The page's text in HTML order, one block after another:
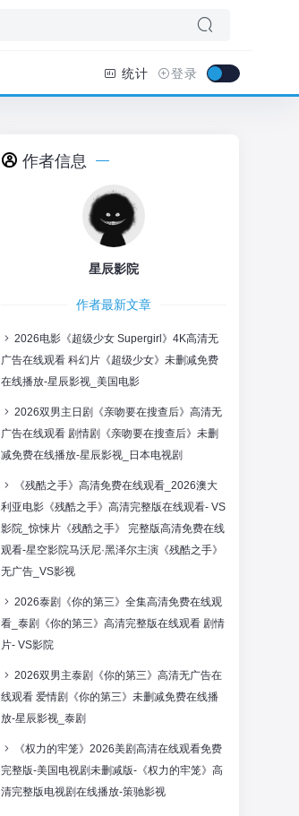
统计 登录
作者信息
星辰影院
作者最新文章
2026电影《超级少女 Supergirl》4K高清无
广告在线观看 科幻片《超级少女》未删减免费
在线播放-星辰影视_美国电影
2026双男主日剧《亲吻要在搜查后》高清无
广告在线观看 剧情剧《亲吻要在搜查后》未删
减免费在线播放-星辰影视_日本电视剧
《残酷之手》高清免费在线观看_2026澳大
利亚电影《残酷之手》高清完整版在线观看- VS
影院_惊悚片《残酷之手》 完整版高清免费在线
观看-星空影院马沃尼·黑泽尔主演《残酷之手》
无广告_VS影视
2026泰剧《你的第三》全集高清免费在线观
看_泰剧《你的第三》高清完整版在线观看 剧情
片- VS影院
2026双男主泰剧《你的第三》高清无广告在
线观看 爱情剧《你的第三》未删减免费在线播
放-星辰影视_泰剧
《权力的牢笼》2026美剧高清在线观看免费
完整版-美国电视剧未删减版-《权力的牢笼》高
清完整版电视剧在线播放-策驰影视